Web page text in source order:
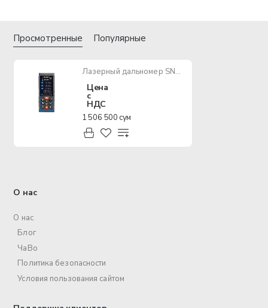
Просмотренные Популярные
Лазерный дальномер SNDWAY SW-S100 100m
Цена
с
НДС
1 506 500 сум
О нас
О нас
Блог
ЧаВо
Политика безопасности
Условия пользования сайтом